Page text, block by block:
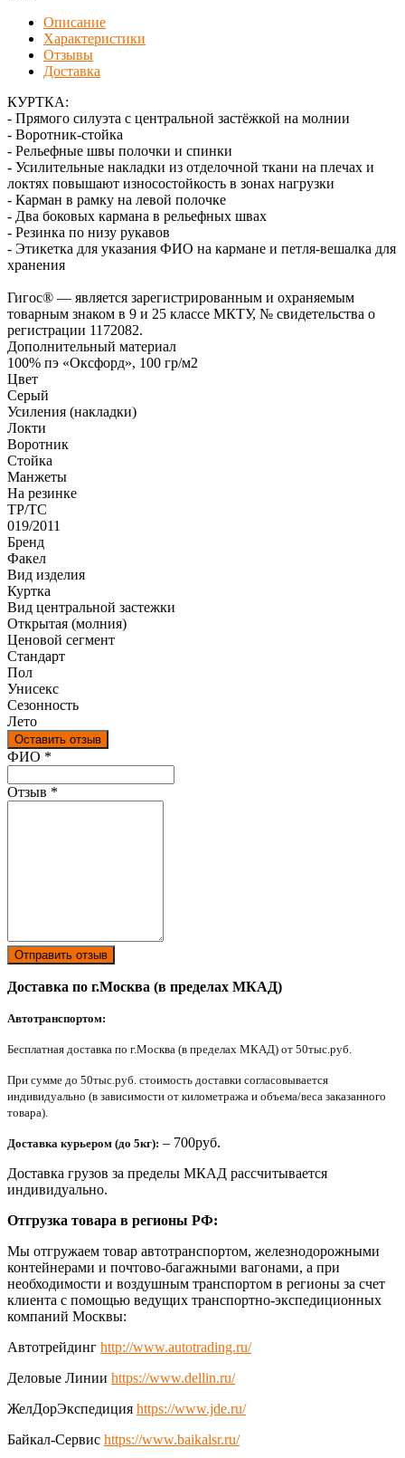
Описание
Характеристики
Отзывы
Доставка
КУРТКА:
- Прямого силуэта с центральной застёжкой на молнии
- Воротник-стойка
- Рельефные швы полочки и спинки
- Усилительные накладки из отделочной ткани на плечах и
локтях повышают износостойкость в зонах нагрузки
- Карман в рамку на левой полочке
- Два боковых кармана в рельефных швах
- Резинка по низу рукавов
- Этикетка для указания ФИО на кармане и петля-вешалка для
хранения
Гигос® — является зарегистрированным и охраняемым
товарным знаком в 9 и 25 классе МКТУ, № свидетельства о
регистрации 1172082.
Дополнительный материал
100% пэ «Оксфорд», 100 гр/м2
Цвет
Серый
Усиления (накладки)
Локти
Воротник
Стойка
Манжеты
На резинке
ТР/ТС
019/2011
Бренд
Факел
Вид изделия
Куртка
Вид центральной застежки
Открытая (молния)
Ценовой сегмент
Стандарт
Пол
Унисекс
Сезонность
Лето
Оставить отзыв
Ваш отзыв был отправлен!
ФИО *
Отзыв *
Отправить отзыв
Доставка по г.Москва (в пределах МКАД)
Автотранспортом:
Бесплатная доставка по г.Москва (в пределах МКАД) от 50тыс.руб.
При сумме до 50тыс.руб. стоимость доставки согласовывается
индивидуально (в зависимости от километража и объема/веса заказанного
товара).
Доставка курьером (до 5кг): – 700руб.
Доставка грузов за пределы МКАД рассчитывается
индивидуально.
Отгрузка товара в регионы РФ:
Мы отгружаем товар автотранспортом, железнодорожными
контейнерами и почтово-багажными вагонами, а при
необходимости и воздушным транспортом в регионы за счет
клиента с помощью ведущих транспортно-экспедиционных
компаний Москвы:
Автотрейдинг http://www.autotrading.ru/
Деловые Линии https://www.dellin.ru/
ЖелДорЭкспедиция https://www.jde.ru/
Байкал-Сервис https://www.baikalsr.ru/